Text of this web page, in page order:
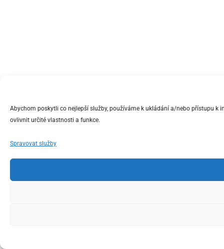
Abychom poskytli co nejlepší služby, používáme k ukládání a/nebo přístupu
ovlivnit určité vlastnosti a funkce.
Spravovat služby